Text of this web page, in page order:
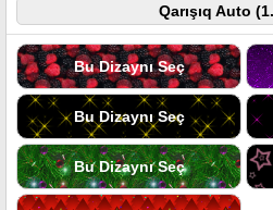
Qarışıq Auto
Bu Dizaynı Seç
Bu Dizaynı Seç
Bu Dizaynı Seç